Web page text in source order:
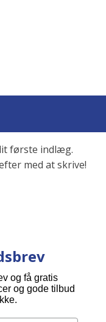
første indlæg.
med at skrive!
og få gratis
og gode tilbud